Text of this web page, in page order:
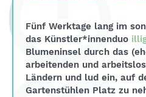
Fünf Werktage lang im
das Künstler*innenduo
Blumeninsel durch das
arbeitenden und
Ländern und lud ein, auf
Gartenstühlen Platz zu